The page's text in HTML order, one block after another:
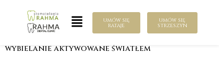
Menu umów się
rataje
umów się
strzeszyn
wybielanie aktywowane światłem